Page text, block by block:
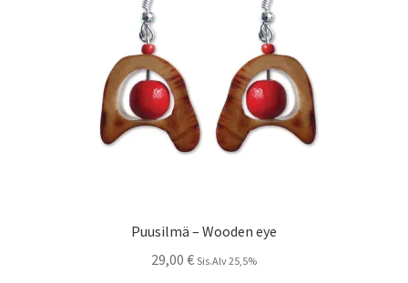
Puusilmä – Wooden eye
29,00 € Sis.Alv 25,5%